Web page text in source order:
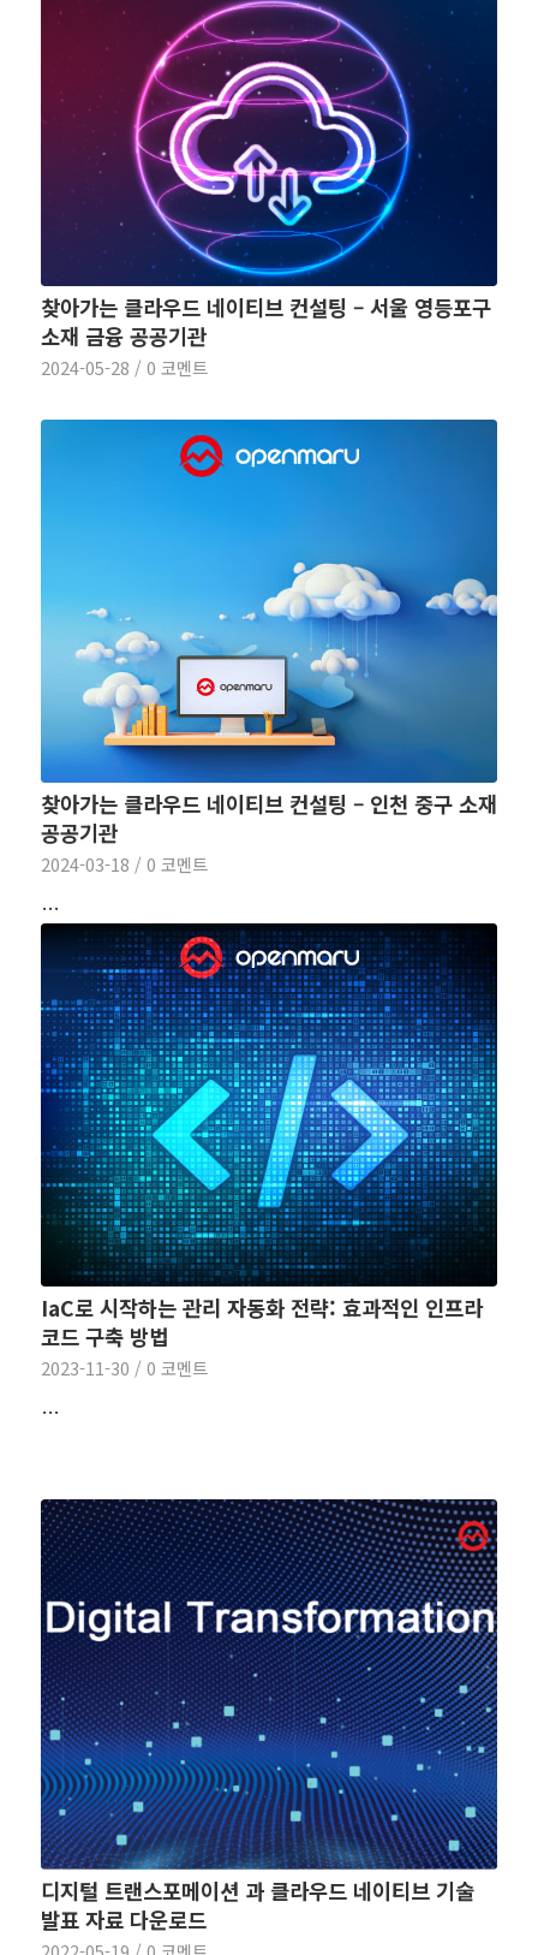
찾아가는 클라우드 네이티브 컨설팅 – 서울 영등포구
소재 금융 공공기관
2024-05-28 / 0 코멘트
찾아가는 클라우드 네이티브 컨설팅 – 인천 중구 소재
공공기관
2024-03-18 / 0 코멘트
…
IaC로 시작하는 관리 자동화 전략: 효과적인 인프라
코드 구축 방법
2023-11-30 / 0 코멘트
…
디지털 트랜스포메이션 과 클라우드 네이티브 기술
발표 자료 다운로드